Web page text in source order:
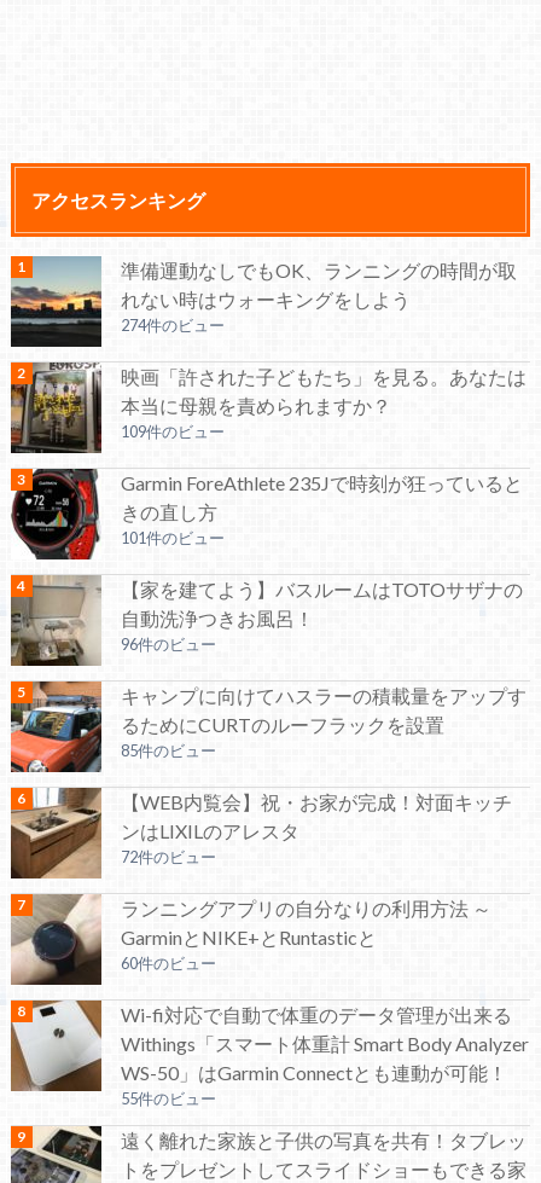
アクセスランキング
準備運動なしでもOK、ランニングの時間が取
れない時はウォーキングをしよう
274件のビュー
映画「許された子どもたち」を見る。あなたは
本当に母親を責められますか？
109件のビュー
Garmin ForeAthlete 235Jで時刻が狂っていると
きの直し方
101件のビュー
【家を建てよう】バスルームはTOTOサザナの
自動洗浄つきお風呂！
96件のビュー
キャンプに向けてハスラーの積載量をアップす
るためにCURTのルーフラックを設置
85件のビュー
【WEB内覧会】祝・お家が完成！対面キッチ
ンはLIXILのアレスタ
72件のビュー
ランニングアプリの自分なりの利用方法 ～
GarminとNIKE+とRuntasticと
60件のビュー
Wi-fi対応で自動で体重のデータ管理が出来る
Withings「スマート体重計 Smart Body Analyzer
WS-50」はGarmin Connectとも連動が可能！
55件のビュー
遠く離れた家族と子供の写真を共有！タブレッ
トをプレゼントしてスライドショーもできる家